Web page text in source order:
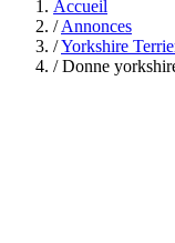
Accueil
/ Annonces
/Yorkshire
/ Donne